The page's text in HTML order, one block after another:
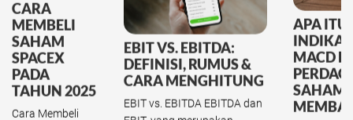
CARA
MEMBELI
SAHAM
SPACEX
PADA
TAHUN 2025
Cara Membeli
EBIT VS. EBITDA:
DEFINISI, RUMUS &
CARA MENGHITUNG
EBIT vs. EBITDA EBITDA dan
APA ITU
MACD
SAHAM